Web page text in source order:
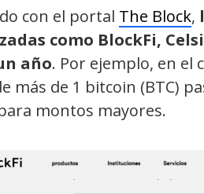
con el portal The Block,
como BlockFi,
año. Por ejemplo, en el
más de 1 bitcoin (BTC)
montos mayores.